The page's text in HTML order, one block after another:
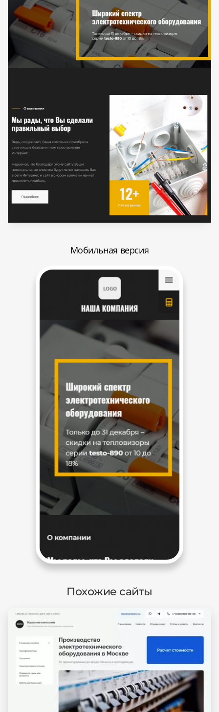
Мобильная версия
Похожие сайты